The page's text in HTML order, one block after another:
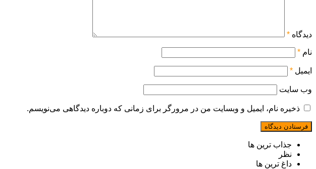
دیدگاه *
نام *
ایمیل *
وب‌ سایت
ذخیره نام، ایمیل و وبسایت من در مرورگر برای زمانی که دوباره دیدگاهی می‌نویسم.
جذاب ترین ها
نظر
داغ ترین ها